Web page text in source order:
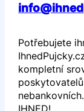
Potřebujete
kompletní